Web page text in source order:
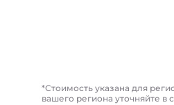
*Стоимость указана для
вашего региона уточняйте в